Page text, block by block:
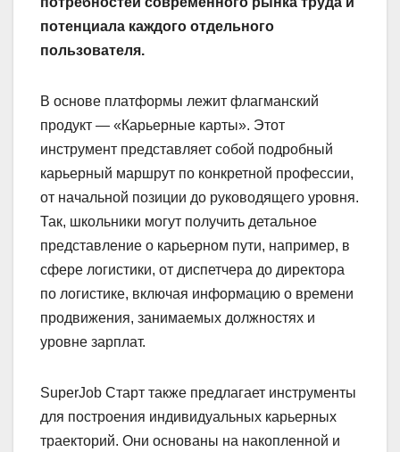
потенциала каждого отдельного
пользователя.
В основе платформы лежит флагманский
продукт — «Карьерные карты». Этот
инструмент представляет собой подробный
карьерный маршрут по конкретной профессии,
от начальной позиции до руководящего уровня.
Так, школьники могут получить детальное
представление о карьерном пути, например, в
сфере логистики, от диспетчера до директора
по логистике, включая информацию о времени
продвижения, занимаемых должностях и
уровне зарплат.
SuperJob Старт также предлагает инструменты
для построения индивидуальных карьерных
траекторий. Они основаны на накопленной и